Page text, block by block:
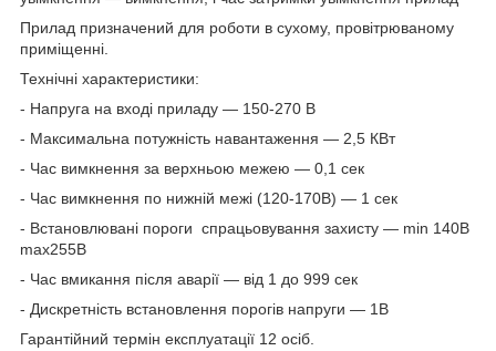
Прилад призначений для роботи в сухому, провітрюваному
приміщенні.
Технічні характеристики:
- Напруга на вході приладу — 150-270 В
- Максимальна потужність навантаження — 2,5 КВт
- Час вимкнення за верхньою межею — 0,1 сек
- Час вимкнення по нижній межі (120-170В) — 1 сек
- Встановлювані пороги спрацьовування захисту — min 140B
max255B
- Час вмикання після аварії — від 1 до 999 сек
- Дискретність встановлення порогів напруги — 1В
Гарантійний термін експлуатації 12 осіб.